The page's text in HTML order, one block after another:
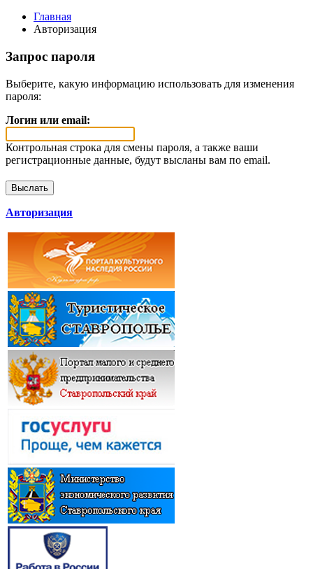
Главная
Авторизация
Запрос пароля
Выберите, какую информацию использовать для изменения
пароля:
Логин или email:
Контрольная строка для смены пароля, а также ваши
регистрационные данные, будут высланы вам по email.
Авторизация